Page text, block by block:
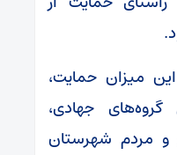
میزان حمایت،
جهادی،
و مردم شهرستان